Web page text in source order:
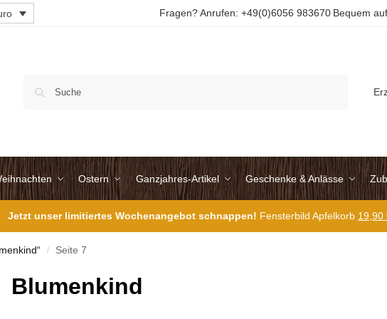
Fragen? Anrufen: +49(0)6056 983670 Bequem
Ostern Ganzjahres-Artikel Geschenke & Anlässe
Jetzt unser limitiertes Wochenangebot schnappen! Fensterbild Apfelkorb 19,90
/ Seite 7
Blumenkind